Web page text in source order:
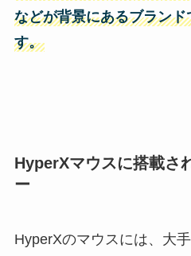
などが背景にあるブラン
す。
HyperXマウスに搭載さ
ー
HyperXのマウスには、大